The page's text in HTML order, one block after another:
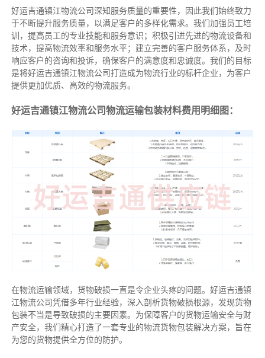
好运吉通镇江物流公司深知服务质量的重要性，因此我们始终致力
于不断提升服务质量，以满足客户的多样化需求。我们加强员工培
训，提高员工的专业技能和服务意识；积极引进先进的物流设备和
技术，提高物流效率和服务水平；建立完善的客户服务体系，及时
响应客户的咨询和投诉，确保客户的满意度和忠诚度。我们的目标
是将好运吉通镇江物流公司打造成为物流行业的标杆企业，为客户
提供更加优质、高效的物流服务。
好运吉通镇江物流公司物流运输包装材料费用明细图：
在物流运输领域，货物破损一直是令企业头疼的问题。好运吉通镇
江物流公司凭借多年行业经验，深入剖析货物破损根源，发现货物
包装不当是导致破损的主要因素。为保障客户的货物运输安全与财
产安全，我们精心打造了一套专业的物流货物包装解决方案，旨在
为您的货物提供全方位的防护。